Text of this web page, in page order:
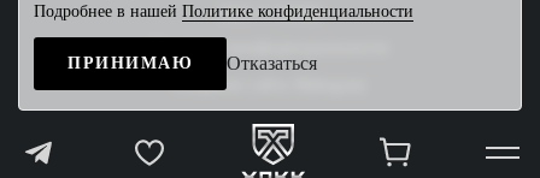
2026 © ХОКК
Создание сайта
Подробнее в нашей Политике конфиденциальности
ПРИНИМАЮ Отказаться